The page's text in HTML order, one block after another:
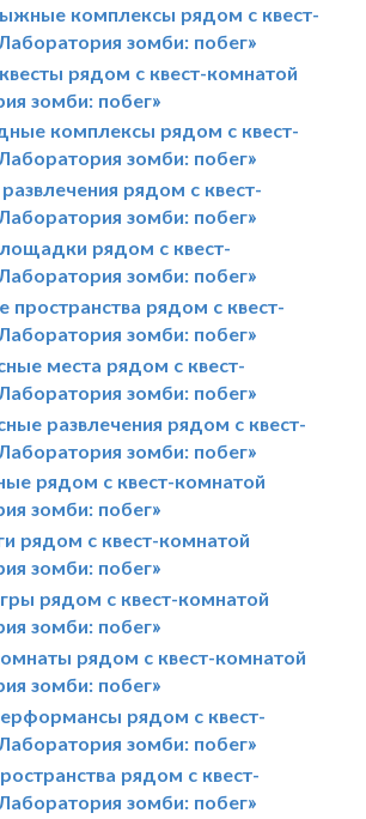
комплексы рядом с квест-
зомби: побег»
рядом с квест-комнатой
зомби: побег»
комплексы рядом с квест-
зомби: побег»
рядом с квест-
зомби: побег»
рядом с квест-
зомби: побег»
пространства рядом с квест-
зомби: побег»
места рядом с квест-
зомби: побег»
развлечения рядом с квест-
зомби: побег»
рядом с квест-комнатой
зомби: побег»
рядом с квест-комнатой
зомби: побег»
рядом с квест-комнатой
зомби: побег»
рядом с квест-комнатой
зомби: побег»
рядом с квест-
зомби: побег»
рядом с квест-
зомби: побег»